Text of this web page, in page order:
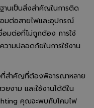
านเป็นสิ่งสำคัญในการติด
มต่อสายไฟและอุปกรณ์
อมต่อที่ไม่ถูกต้อง การใช้
ามปลอดภัยในการใช้งาน
ที่สำคัญที่ต้องพิจารณาหลาย
งาม และใช้งานได้ดีใน
คุณจะพบกับโคมไฟ